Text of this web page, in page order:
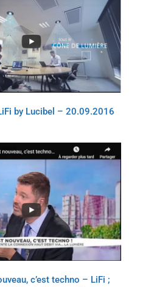
by Lucibel – 20.09.2016
c’est techno – LiFi ;